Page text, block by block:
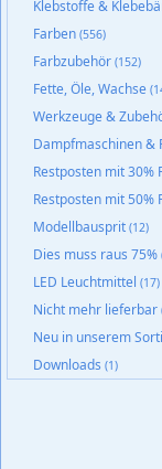
Klebstoffe &
Farben (556)
Farbzubehör (152)
Fette, Öle, Wachse
Werkzeuge &
Dampfmaschinen &
Restposten mit 30%
Restposten mit 50%
Modellbausprit (12)
Dies muss raus 75%
LED Leuchtmittel (17)
Nicht mehr lieferbar
Neu in unserem
Downloads (1)